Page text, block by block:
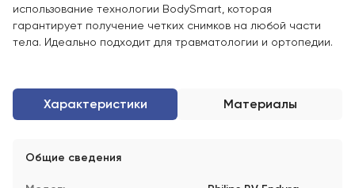
использование технологии BodySmart, которая
гарантирует получение четких снимков на любой части
тела. Идеально подходит для травматологии и ортопедии.
Характеристики Материалы
Общие сведения